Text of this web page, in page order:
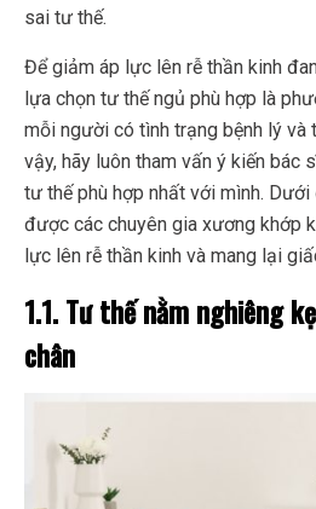
sai tư thế.
Để giảm áp lực lên rễ thần kinh
lựa chọn tư thế ngủ phù hợp là
mỗi người có tình trạng bệnh lý và
vậy, hãy luôn tham vấn ý kiến bác
tư thế phù hợp nhất với mình.
được các chuyên gia xương khớp
lực lên rễ thần kinh và mang lại
1.1. Tư thế nằm nghiêng
chân